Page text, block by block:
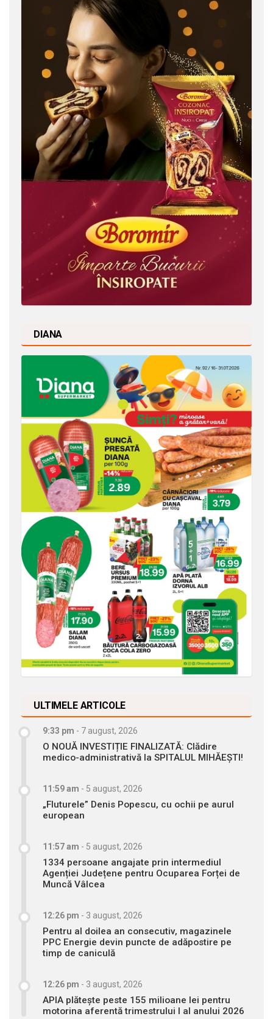
DIANA
ULTIMELE ARTICOLE
9:33 pm - 7 august, 2026
O NOUĂ INVESTIȚIE FINALIZATĂ: Clădire
medico-administrativă la SPITALUL MIHĂEȘTI!
11:59 am - 5 august, 2026
„Fluturele” Denis Popescu, cu ochii pe aurul
european
11:57 am - 5 august, 2026
1334 persoane angajate prin intermediul
Agenției Județene pentru Ocuparea Forței de
Muncă Vâlcea
12:26 pm - 3 august, 2026
Pentru al doilea an consecutiv, magazinele
PPC Energie devin puncte de adăpostire pe
timp de caniculă
12:26 pm - 3 august, 2026
APIA plătește peste 155 milioane lei pentru
motorina aferentă trimestrului I al anului 2026